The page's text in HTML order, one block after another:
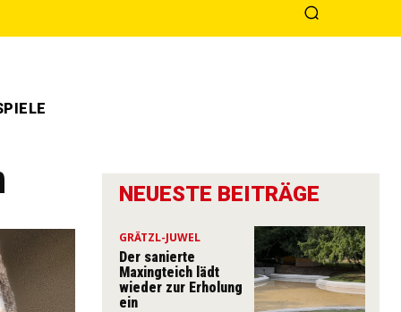
NEUESTE BEITRÄGE
GRÄTZL-JUWEL
Der sanierte
Maxingteich lädt
wieder zur Erholung
ein